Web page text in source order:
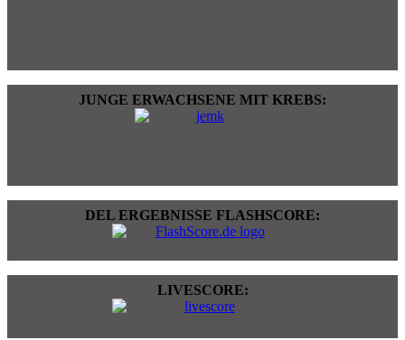
JUNGE ERWACHSENE MIT KREBS:
DEL ERGEBNISSE FLASHSCORE:
LIVESCORE: